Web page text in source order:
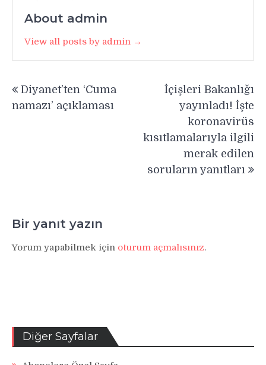
About admin
View all posts by admin →
gezinmesi
Diyanet’ten ‘Cuma
namazı’ açıklaması
İçişleri Bakanlığı
yayınladı! İşte
koronavirüs
kısıtlamalarıyla ilgili
merak edilen
soruların yanıtları
Bir yanıt yazın
Yorum yapabilmek için oturum açmalısınız.
Diğer Sayfalar